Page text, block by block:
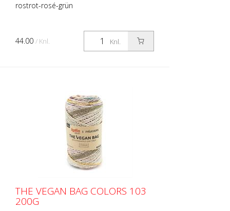
rostrot-rosé-grün
Knl.
44.00 / Knl.
THE VEGAN BAG COLORS 103
200G